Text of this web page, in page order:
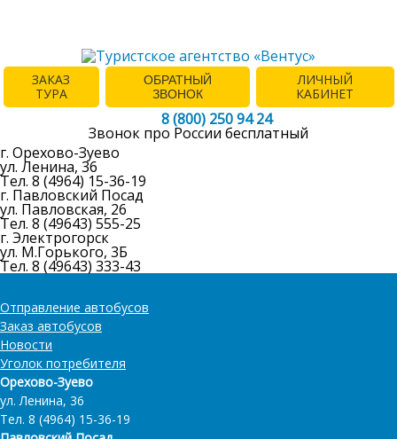
ЗАКАЗ
ТУРА
ОБРАТНЫЙ
ЗВОНОК
ЛИЧНЫЙ
КАБИНЕТ
8 (800) 250 94 24
Звонок про России бесплатный
г. Орехово-Зуево
ул. Ленина, 36
Тел. 8 (4964) 15-36-19
г. Павловский Посад
ул. Павловская, 26
Тел. 8 (49643) 555-25
г. Электрогорск
ул. М.Горького, 3Б
Тел. 8 (49643) 333-43
Отправление автобусов
Заказ автобусов
Новости
Уголок потребителя
Орехово-Зуево
ул. Ленина, 36
Тел. 8 (4964) 15-36-19